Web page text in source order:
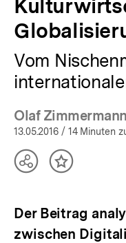
Vom
Olaf Zimmermann
(Mehr
13.05.2016 / 14 Minuten
TeilenInhalt
Der Beitrag
zwischen